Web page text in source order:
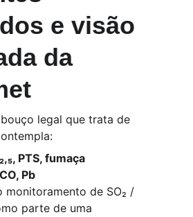
e visão
da
legal que trata de
PTS, fumaça
Pb
monitoramento de SO₂ /
parte de uma